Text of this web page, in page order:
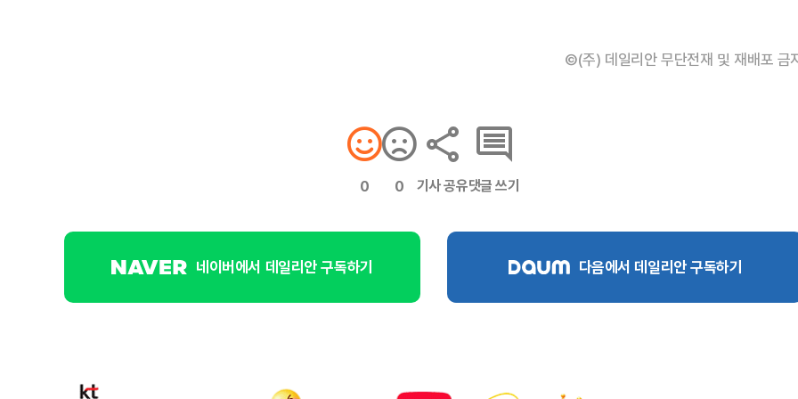
©(주) 데일리안 무단전재 및 재배포 금
0 0 기사 공유댓글 쓰기
네이버에서 데일리안 구독하기 다음에서 데일리안 구독하기